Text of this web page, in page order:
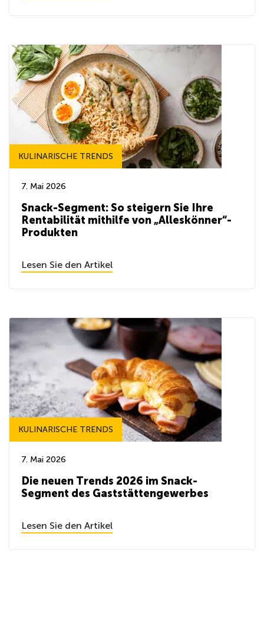
KULINARISCHE TRENDS
7. Mai 2026
Snack-Segment: So steigern Sie Ihre
Rentabilität mithilfe von „Alleskönner“-
Produkten
Lesen Sie den Artikel
KULINARISCHE TRENDS
7. Mai 2026
Die neuen Trends 2026 im Snack-
Segment des Gaststättengewerbes
Lesen Sie den Artikel